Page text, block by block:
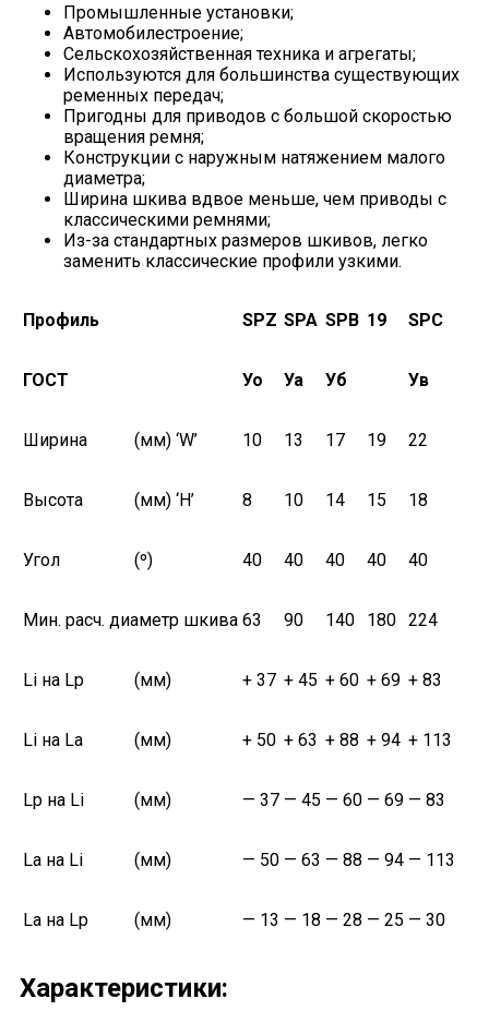
Промышленные установки;
Автомобилестроение;
Сельскохозяйственная техника и агрегаты;
Используются для большинства существующих
ременных передач;
Пригодны для приводов с большой скоростью
вращения ремня;
Конструкции с наружным натяжением малого
диаметра;
Ширина шкива вдвое меньше, чем приводы с
классическими ремнями;
Из-за стандартных размеров шкивов, легко
заменить классические профили узкими.
Профиль SPZ SPA SPB 19 SPC
ГОСТ Уо Уа Уб Ув
Ширина (мм) ‘W’ 10 13 17 19 22
Высота (мм) ‘Н’ 8 10 14 15 18
Угол (º) 40 40 40 40 40
Мин. расч. диаметр шкива 63 90 140 180 224
Li на Lp (мм) + 37 + 45 + 60 + 69 + 83
Li на La (мм) + 50 + 63 + 88 + 94 + 113
Lp на Li (мм) — 37 — 45 — 60 — 69 — 83
La на Li (мм) — 50 — 63 — 88 — 94 — 113
La на Lp (мм) — 13 — 18 — 28 — 25 — 30
Характеристики: